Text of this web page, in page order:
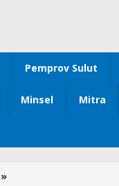
Pemprov Sulut
Minsel Mitra
»